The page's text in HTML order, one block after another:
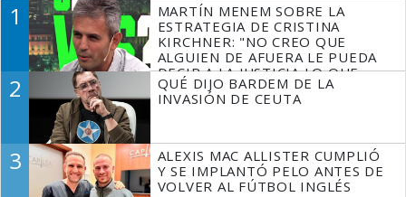
1
MARTÍN MENEM SOBRE LA
ESTRATEGIA DE CRISTINA
KIRCHNER: "NO CREO QUE
ALGUIEN DE AFUERA LE PUEDA
DECIR A LA JUSTICIA LO QUE
TIENE QUE HACER"
2
QUÉ DIJO BARDEM DE LA
INVASIÓN DE CEUTA
3
ALEXIS MAC ALLISTER CUMPLIÓ
Y SE IMPLANTÓ PELO ANTES DE
VOLVER AL FÚTBOL INGLÉS